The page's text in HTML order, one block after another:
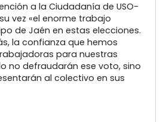
a la Ciudadanía de USO-
vez «el enorme trabajo
de Jaén en estas elecciones.
la confianza que hemos
para nuestras
no defraudarán ese voto, sino
al colectivo en sus